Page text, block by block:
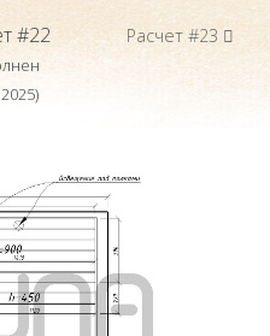
#22 Расчет #23